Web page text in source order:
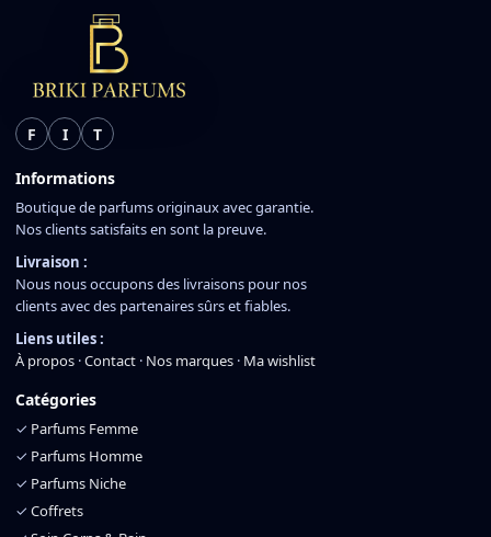
F I T
Informations
Boutique de parfums originaux avec garantie.
Nos clients satisfaits en sont la preuve.
Livraison :
Nous nous occupons des livraisons pour nos
clients avec des partenaires sûrs et fiables.
Liens utiles :
À propos ·Contact · Nos marques · Ma wishlist
Catégories
✓ Parfums Femme
✓ Parfums Homme
✓ Parfums Niche
✓ Coffrets